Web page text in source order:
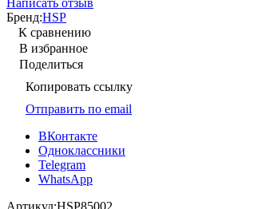
Бренд:HSP
К сравнению
В избранное
Поделиться
Копировать ссылку
Отправить по email
ВКонтакте
Одноклассники
Telegram
WhatsApp
Артикул:HSP85002